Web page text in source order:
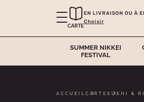
CARTE
EN LIVRAISON OU À
Choisir
SUMMER NIKKEI
FESTIVAL
ACCUEIL CARTE SUSHI &